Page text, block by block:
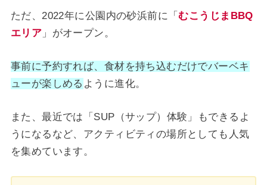
ただ、2022年に公園内の砂浜前に「 むこうじまBBQ
エリア 」がオープン。
事前に予約すれば、食材を持ち込むだけでバーベキ
ューが楽しめる ように進化。
また、最近では「SUP（サップ）体験」もできるよ
うになるなど、アクティビティの場所としても人気
を集めています。